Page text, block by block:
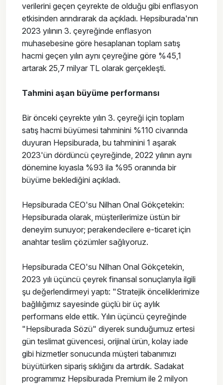
verilerini geçen çeyrekte de olduğu gibi enflasyon
etkisinden arındırarak da açıkladı. Hepsiburada'nın
2023 yılının 3. çeyreğinde enflasyon
muhasebesine göre hesaplanan toplam satış
hacmi geçen yılın aynı çeyreğine göre %45,1
artarak 25,7 milyar TL olarak gerçekleşti.
Tahmini aşan büyüme performansı
Bir önceki çeyrekte yılın 3. çeyreği için toplam
satış hacmi büyümesi tahminini %110 civarında
duyuran Hepsiburada, bu tahminini 1 aşarak
2023'ün dördüncü çeyreğinde, 2022 yılının aynı
dönemine kıyasla %93 ila %95 oranında bir
büyüme beklediğini açıkladı.
Hepsiburada CEO'su Nilhan Onal Gökçetekin:
Hepsiburada olarak, müşterilerimize üstün bir
deneyim sunuyor; perakendecilere e-ticaret için
anahtar teslim çözümler sağlıyoruz.
Hepsiburada CEO'su Nilhan Onal Gökçetekin,
2023 yılı üçüncü çeyrek finansal sonuçlarıyla ilgili
şu değerlendirmeyi yaptı: "Stratejik önceliklerimize
bağlılığımız sayesinde güçlü bir üç aylık
performans elde ettik. Yılın üçüncü çeyreğinde
"Hepsiburada Sözü" diyerek sunduğumuz ertesi
gün teslimat güvencesi, orijinal ürün, kolay iade
gibi hizmetler sonucunda müşteri tabanımızı
büyütürken sipariş sıklığını da artırdık. Sadakat
programımız Hepsiburada Premium ile 2 milyon